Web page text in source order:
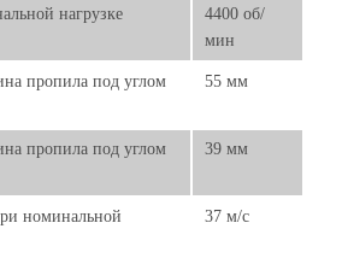
нагрузке
4400 об/
мин
пропила под углом
55 мм
пропила под углом
39 мм
номинальной
37 м/с